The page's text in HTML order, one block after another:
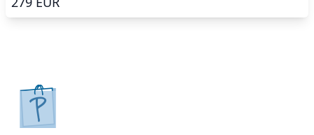
pirkpaveiksla.lt